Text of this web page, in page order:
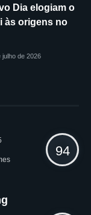
Dia elogiam o
às origens no
julho de 2026
94